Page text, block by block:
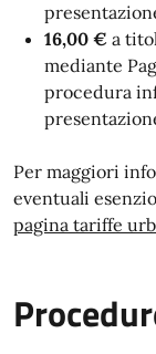
16,00 € a
mediante
procedura
Per maggiori
eventuali
pagina tariffe